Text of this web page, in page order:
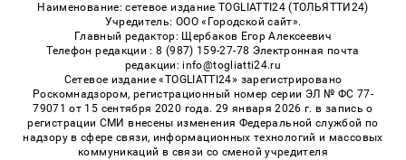
Наименование: сетевое издание TOGLIATTI24 (ТОЛЬЯТТИ24)
Учредитель: ООО «Городской сайт».
Главный редактор: Щербаков Егор Алексеевич
Телефон редакции : 8 (987) 159-27-78 Электронная почта
редакции: info@togliatti24.ru
Сетевое издание «TOGLIATTI24» зарегистрировано
Роскомнадзором, регистрационный номер серии ЭЛ № ФС 77-
79071 от 15 сентября 2020 года. 29 января 2026 г. в запись о
регистрации СМИ внесены изменения Федеральной службой по
надзору в сфере связи, информационных технологий и массовых
коммуникаций в связи со сменой учредителя